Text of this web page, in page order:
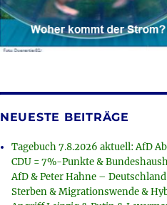
NEUESTE BEITRÄGE
Tagebuch 7.8.2026 aktuell: AfD
CDU = 7%-Punkte &
AfD & Peter Hahne –
Sterben & Migrationswende &